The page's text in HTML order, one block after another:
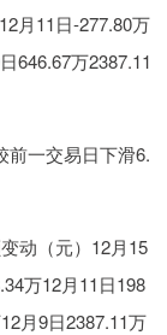
月11日-277.80万
646.67万2387.11
前一交易日下滑6.
动（元）12月15
万12月11日198
月9日2387.11万